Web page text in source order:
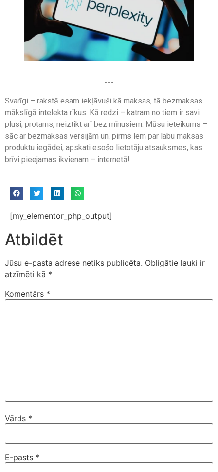
…
Svarīgi – rakstā esam iekļāvuši kā maksas, tā bezmaksas
mākslīgā intelekta rīkus. Kā redzi – katram no tiem ir savi
plusi; protams, neiztikt arī bez mīnusiem. Mūsu ieteikums –
sāc ar bezmaksas versijām un, pirms lem par labu maksas
produktu iegādei, apskati esošo lietotāju atsauksmes, kas
brīvi pieejamas ikvienam – internetā!
[my_elementor_php_output]
Atbildēt
Jūsu e-pasta adrese netiks publicēta. Obligātie lauki ir
atzīmēti kā *
Komentārs *
Vārds *
E-pasts *